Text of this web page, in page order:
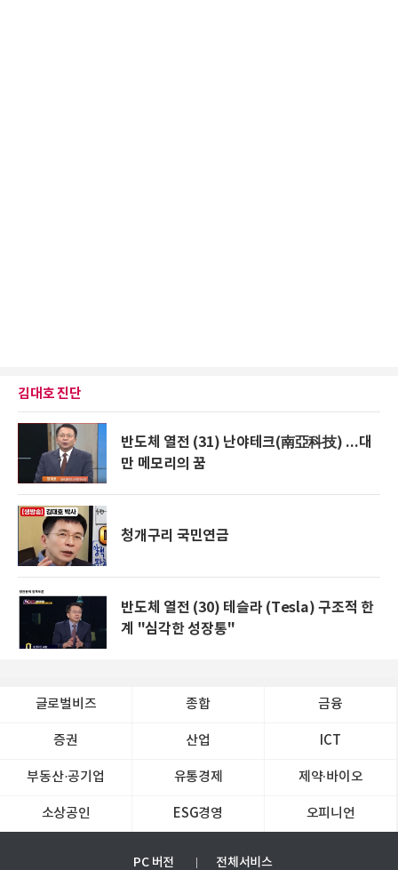
김대호 진단
반도체 열전 (31) 난야테크(南亞科技) ...대
만 메모리의 꿈
청개구리 국민연금
반도체 열전 (30) 테슬라 (Tesla) 구조적 한
계 "심각한 성장통"
글로벌비즈 종합 금융
증권 산업 ICT
부동산·공기업 유통경제 제약∙바이오
소상공인 ESG경영 오피니언
PC 버전 전체서비스